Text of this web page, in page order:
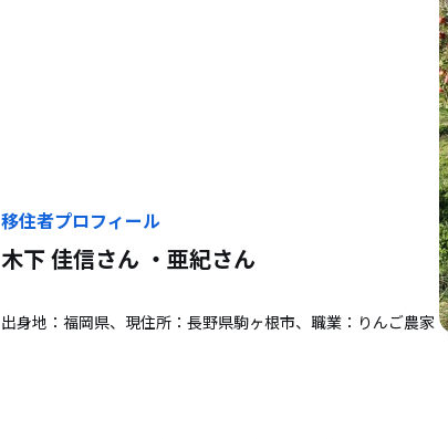
移住者プロフィール
木下 佳信さん ・亜紀さん
出身地：福岡県、現住所：長野県駒ヶ根市、職業：りんご農家